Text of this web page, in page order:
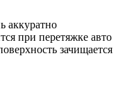
аккуратно
при перетяжке авто
зачищается